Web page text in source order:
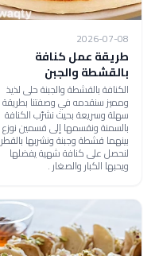
2026-07-08
طريقة عمل كنافة
بالقشطة والجبن
الكنافة بالقشطة والجبنة حلى لذيذ
ومميز سنقدمه في وصفتنا بطريقة
سهلة وسريعة بحيث نشرّب الكنافة
بالسمنة ونقسمها إلى قسمين نوزع
بينهما قشطة وجبنة ونشربها بالقطر
لنحصل على كنافة شهية يفضلها
ويحبها الكبار والصغار .